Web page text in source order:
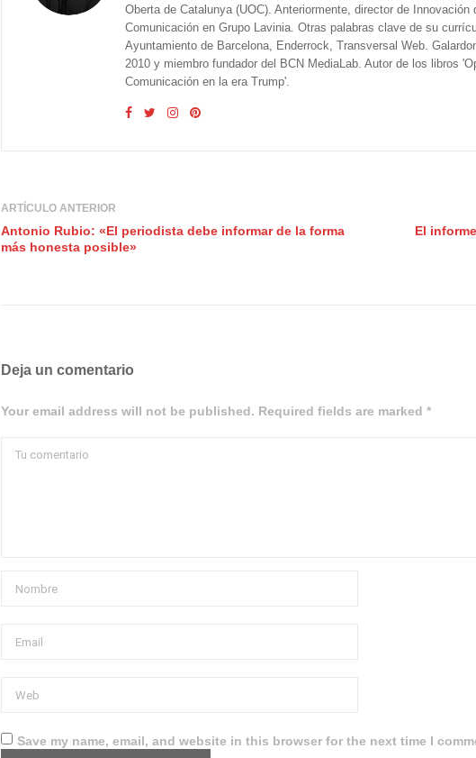
Oberta de Catalunya (UOC). Anteriormente, director de
Comunicación en Grupo Lavinia. Otras palabras clave de su
Ayuntamiento de Barcelona, Enderrock, Transversal Web.
2010 y miembro fundador del BCN MediaLab. Autor de los libros
Comunicación en la era Trump'.
ARTÍCULO ANTERIOR
Antonio Rubio: «El periodista debe informar de la forma
más honesta posible»
El
Deja un comentario
Your email address will not be published. Required fields are marked *
Save my name, email, and website in this browser for the next time I